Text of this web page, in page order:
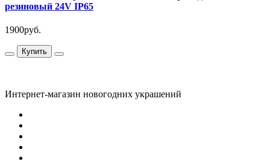
резиновый 24V IP65
1900руб.
Купить
Интернет-магазин новогодних украшений